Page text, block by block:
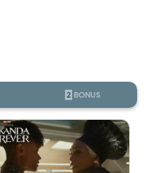
2 BONUS